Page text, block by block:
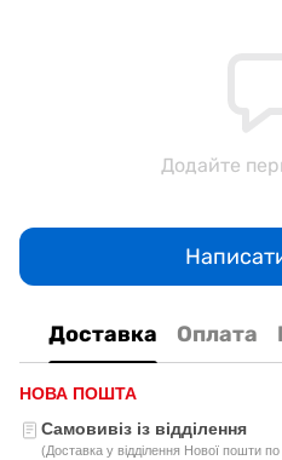
Додайте
Доставка Оплата
НОВА ПОШТА
Самовивіз із відділення
(Доставка у відділення Нової пошти по